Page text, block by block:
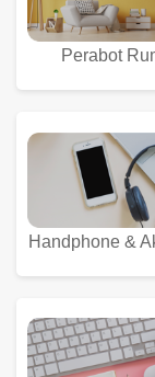
Perabot
Handphone &